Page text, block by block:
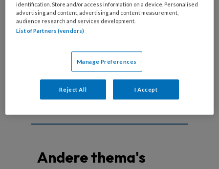
GZ-psycholoog en bijna-klinisch psycholoog Iris
Servatius-Oosterling is pionier op het gebied van
autisme bij jonge kinderen. Haar wens is dat
van een anders lopende ontwikkeling (mogelijk
wijzend op autisme) in de baby- en peutertijd.
Andere thema's
identification. Store and/or access information on a device. Personalised
advertising and content, advertising and content measurement,
audience research and services development.
List of Partners (vendors)
Manage Preferences
Reject All I Accept